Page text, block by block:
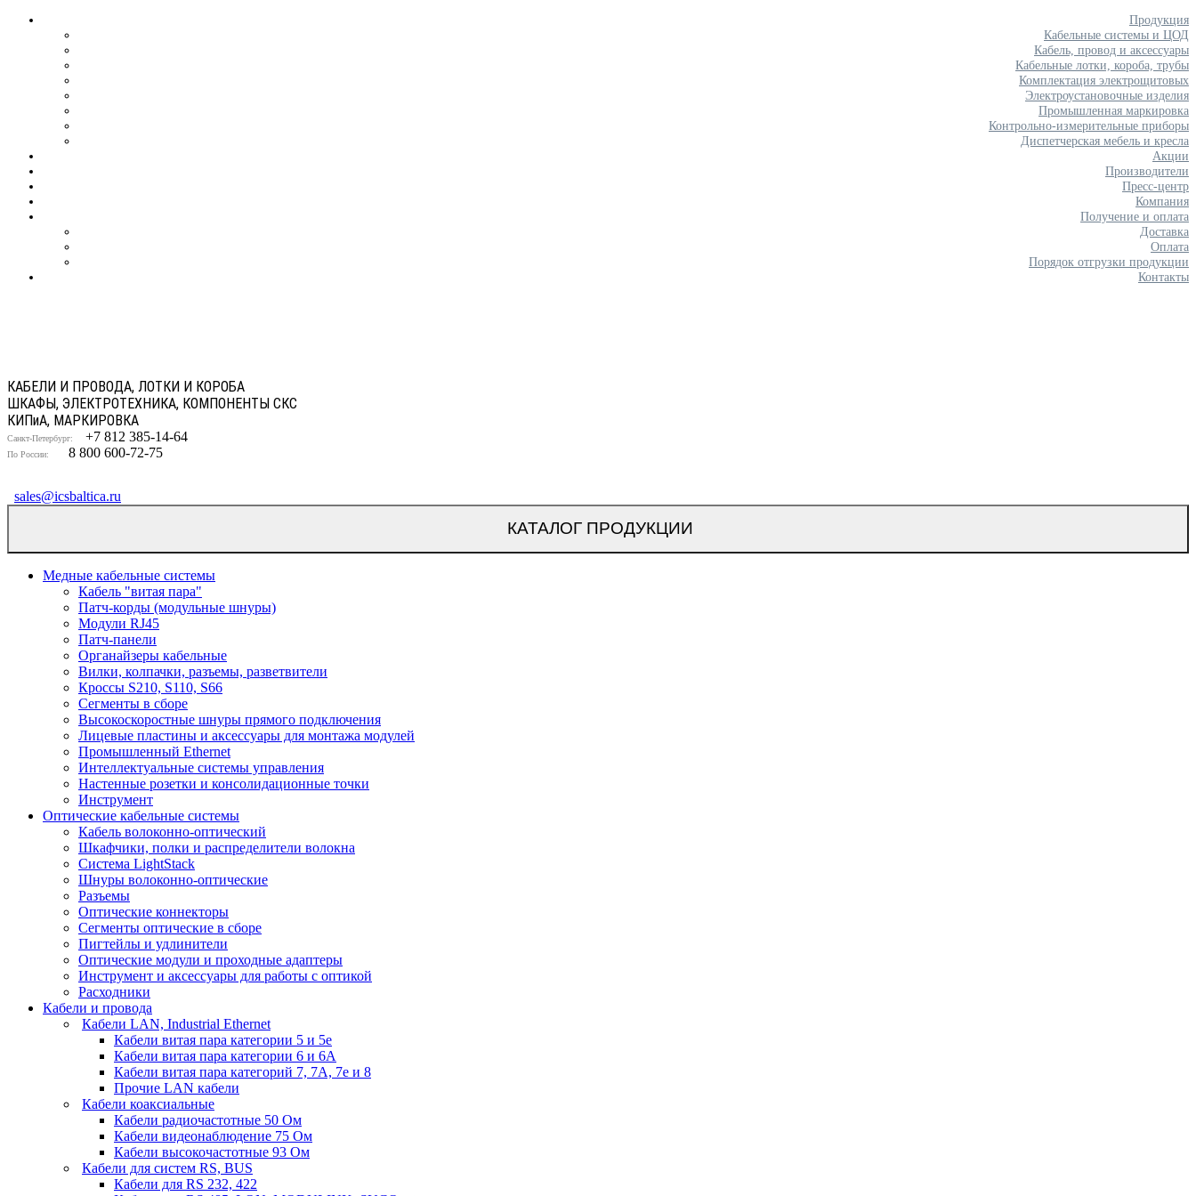
Продукция
Кабельные системы и ЦОД
Кабель, провод и аксессуары
Кабельные лотки, короба, трубы
Комплектация электрощитовых
Электроустановочные изделия
Промышленная маркировка
Контрольно-измерительные приборы
Диспетчерская мебель и кресла
Акции
Производители
Пресс-центр
Компания
Получение и оплата
Доставка
Оплата
Порядок отгрузки продукции
Контакты
КАБЕЛИ И ПРОВОДА, ЛОТКИ И КОРОБА
ШКАФЫ, ЭЛЕКТРОТЕХНИКА, КОМПОНЕНТЫ СКС
КИПиА, МАРКИРОВКА
Санкт-Петербург: +7 812 385-14-64
По России: 8 800 600-72-75
sales@icsbaltica.ru
КАТАЛОГ ПРОДУКЦИИ
Медные кабельные системы
Кабель "витая пара"
Патч-корды (модульные шнуры)
Модули RJ45
Патч-панели
Органайзеры кабельные
Вилки, колпачки, разъемы, разветвители
Кроссы S210, S110, S66
Сегменты в сборе
Высокоскоростные шнуры прямого подключения
Лицевые пластины и аксессуары для монтажа модулей
Промышленный Ethernet
Интеллектуальные системы управления
Настенные розетки и консолидационные точки
Инструмент
Оптические кабельные системы
Кабель волоконно-оптический
Шкафчики, полки и распределители волокна
Система LightStack
Шнуры волоконно-оптические
Разъемы
Оптические коннекторы
Сегменты оптические в сборе
Пигтейлы и удлинители
Оптические модули и проходные адаптеры
Инструмент и аксессуары для работы с оптикой
Расходники
Кабели и провода
Кабели LAN, Industrial Ethernet
Кабели витая пара категории 5 и 5е
Кабели витая пара категории 6 и 6A
Кабели витая пара категорий 7, 7А, 7е и 8
Прочие LAN кабели
Кабели коаксиальные
Кабели радиочастотные 50 Ом
Кабели видеонаблюдение 75 Ом
Кабели высокочастотные 93 Ом
Кабели для систем RS, BUS
Кабели для RS 232, 422